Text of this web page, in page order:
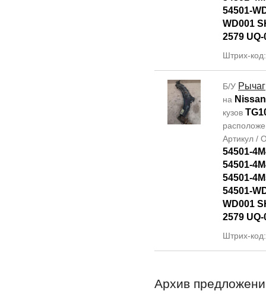
54501-
WD001
2579
Штрих-
Б/У Рычаг
на
кузов
Артикул /
54501-
54501-
54501-
54501-
WD001
2579
Штрих-
Архив